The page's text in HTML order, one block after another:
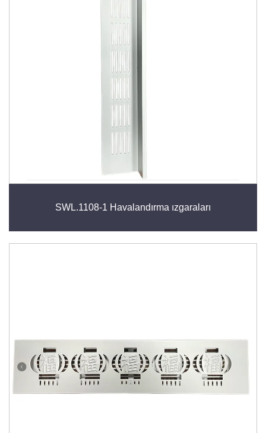
depolama çözümleri için ideal olan havalandırma
ızgaraları, iç mekan hava kalitesini iyileştirmek ve
SWL.1108-1 Havalandırma ızgaraları